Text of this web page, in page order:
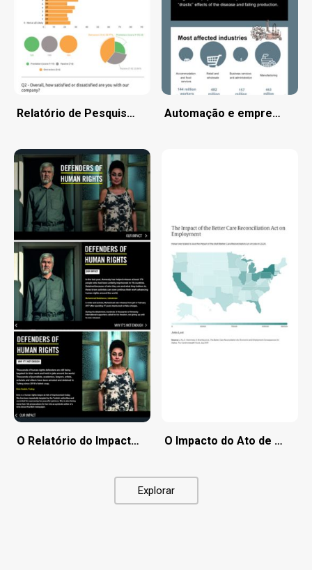
Relatório de Pesquisa de Satisfação do Cliente
O Relatório do Impacto Insuficiente de 2018
Automação e empregos
O Impacto do Ato de
Explorar